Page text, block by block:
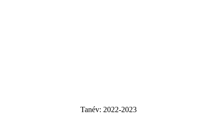
Tanév: 2022-2023